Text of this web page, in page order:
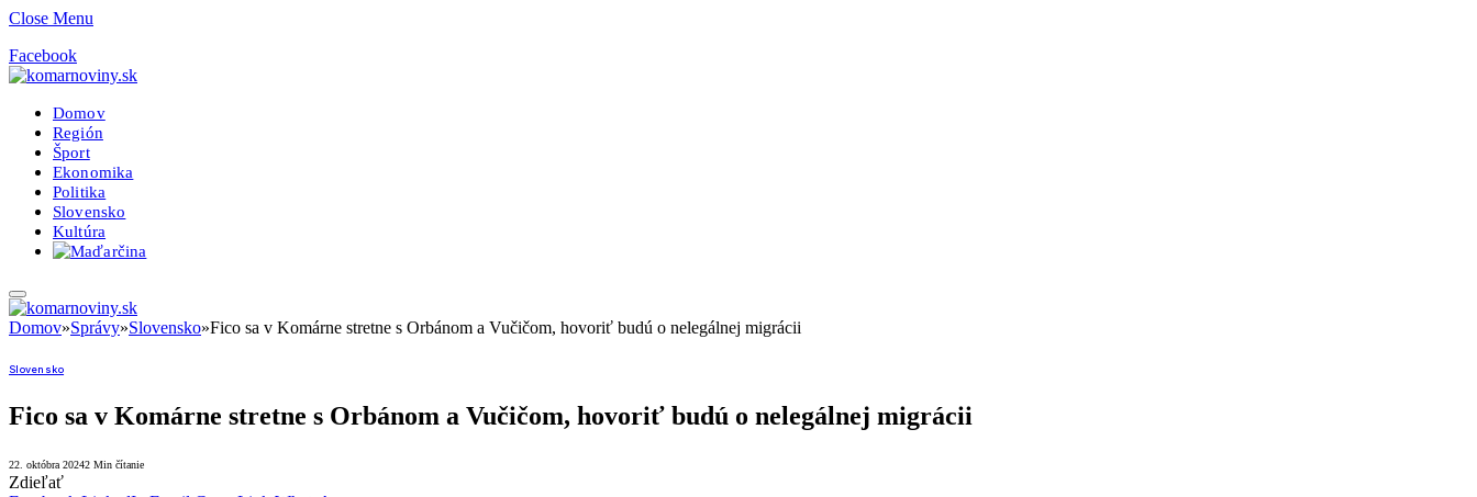
Close Menu
Facebook
Domov
Región
Šport
Ekonomika
Politika
Slovensko
Kultúra
Domov»Správy»Slovensko»Fico sa v Komárne stretne s Orbánom a Vučičom, hovoriť budú o nelegálnej migrácii
Slovensko
Fico sa v Komárne stretne s Orbánom a Vučičom, hovoriť budú o nelegálnej migrácii
22. októbra 20242 Min čítanie
Zdieľať